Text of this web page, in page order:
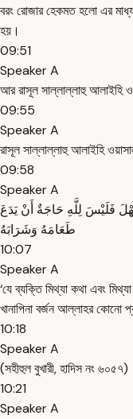
বরং রোজার হেকমত হলো এর
হয়।
09:51
Speaker A
আর রাসূল সাল্লাল্লাহু আলাইহি
09:55
Speaker A
রাসূল সাল্লাল্লাহু আলাইহি
09:58
Speaker A
فَلَيْسَ لِلَّهِ حَاجَةٌ أَنْ يَدَعَ
طَعَامَهُ وَشَرَابَهُ
10:07
Speaker A
‘যে ব্যক্তি মিথ্যা কথা এবং
খানাপিনা বর্জন আল্লাহর কোনো
10:18
Speaker A
(সহীহুল বুখারী, হাদিস নং ৬০৫৭)
10:21
Speaker A